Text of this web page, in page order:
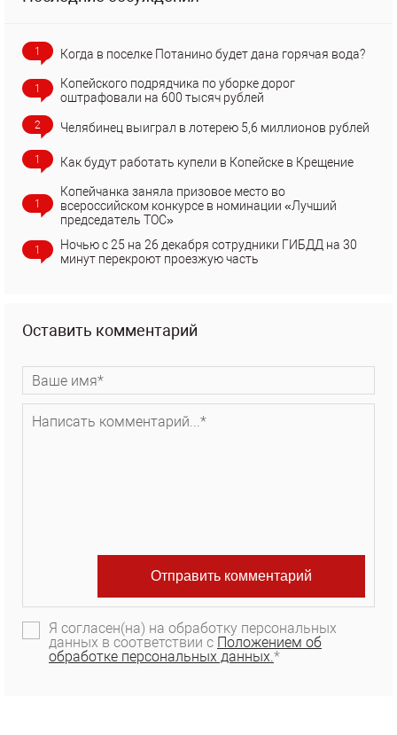
1 Когда в поселке Потанино будет дана горячая вода?
1
Копейского подрядчика по уборке дорог
оштрафовали на 600 тысяч рублей
2 Челябинец выиграл в лотерею 5,6 миллионов рублей
1 Как будут работать купели в Копейске в Крещение
1
Копейчанка заняла призовое место во
всероссийском конкурсе в номинации «Лучший
председатель ТОС»
1
Ночью с 25 на 26 декабря сотрудники ГИБДД на 30
минут перекроют проезжую часть
Оставить комментарий
Я согласен(на) на обработку персональных
данных в соответствии с Положением об
обработке персональных данных.*